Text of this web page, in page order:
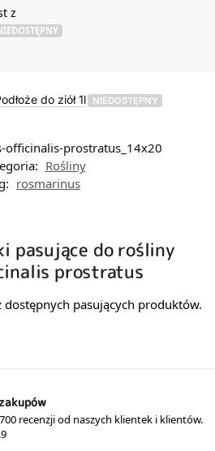
z
do ziół 1l NIEDOSTĘPNY
officinalis-prostratus_14x20
Rośliny
rosmarinus
pasujące do rośliny
prostratus
recenzji od naszych klientek i klientów.